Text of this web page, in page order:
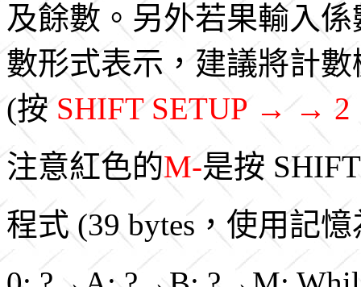
及餘數。另外若果輸入
數形式表示，建議將計
(按 SHIFT SETUP → → 2
注意紅色的M-是按
程式 (39 bytes，使用記